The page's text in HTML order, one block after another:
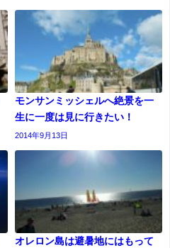
モンサンミッシェルへ絶景を一
生に一度は見に行きたい！
2014年9月13日
オレロン島は避暑地にはもって